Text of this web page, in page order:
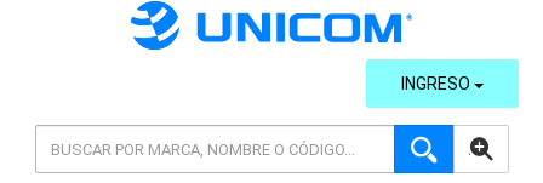
AVANZADA
INGRESO